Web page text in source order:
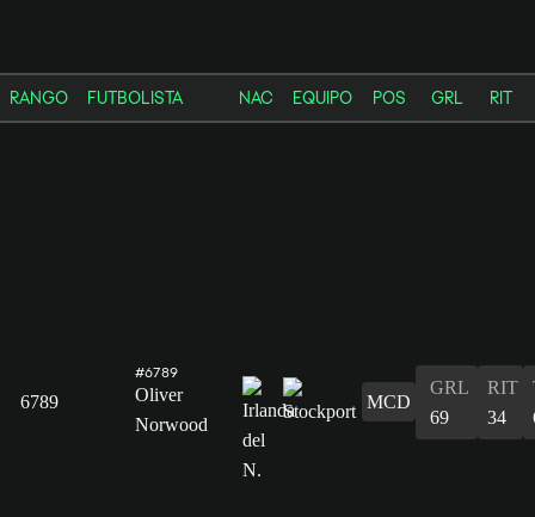
RANGO FUTBOLISTA NAC EQUIPO POS GRL RIT
6789
#6789
Oliver
Norwood
MCD
GRL
69
RIT
34